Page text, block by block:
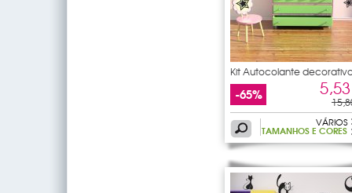
Kit Autocolante
18
-65%
VÁRIOS
TAMANHOS E CORES